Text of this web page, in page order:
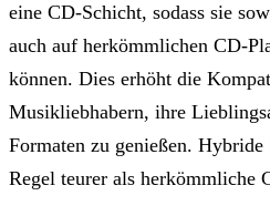
eine CD-Schicht, sodass sie
auch auf herkömmlichen CD-
können. Dies erhöht die
Musikliebhabern, ihre
Formaten zu genießen.
Regel teurer als herkömmliche